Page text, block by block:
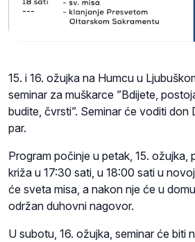
15. i 16. ožujka na Humcu u
seminar za muškarce ”Bdijete,
budite, čvrsti”. Seminar će voditi don
par.
Program počinje u petak, 15.
križa u 17:30 sati, u 18:00 sati u
će sveta misa, a nakon nje će u
održan duhovni nagovor.
U subotu, 16. ožujka, seminar će biti